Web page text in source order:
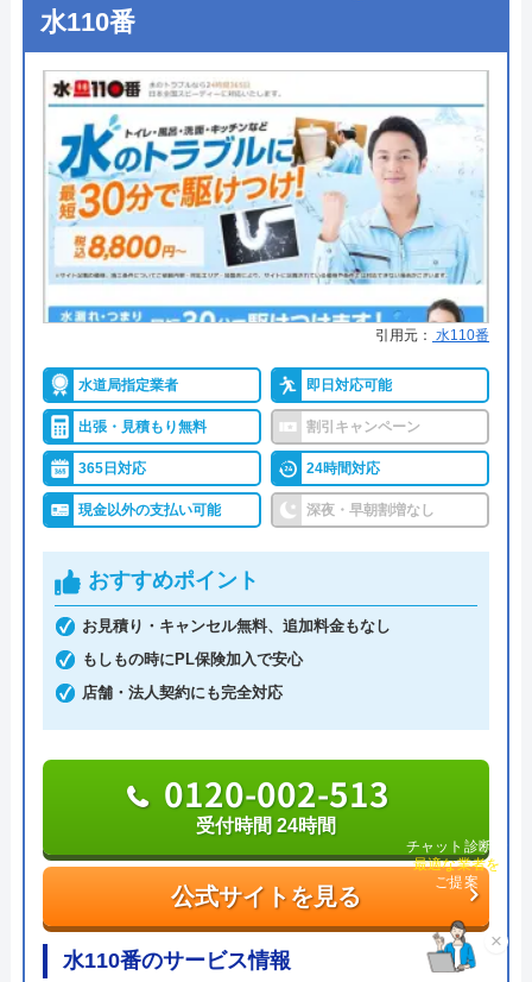
対応エリア 全国
●定休日
●出張見積もり 出張見積もり無料
●支払い方法
現金、銀行振込、クレジットカー
ド、コンビニ後払い、QR決済
●累計実績 施工実績30万件を達成
●保証・保険
修理に応じて1～3年の無料点検、
無料保証を用意
詳細は公式HPでご確認ください
クリーンライフがおすすめの理由
クリーンライフは年中無休で、最短30分駆けつけ、
休日・深夜も出張費無料などのサービスを売りにし
ています。
請けに依頼することなく自社でしっかりと教育や研
修を受けた有資格者のスタッフが対応してくれるの
で安心です。
また、見積もり時や施工後などにトラブルが起こっ
た場合には、スタッフから渡されている名刺の裏に
書かれている番号に電話すれば、各エリアの担当が
対応してくれます。見積もり無料で、キャンセル料
も不要です。施工前に必ず修理内容と費用を提示
し、施主が納得した上で修理を行います。
0120-707-053
水110番
引用元： 水110番
水道局指定業者 即日対応可能
出張・見積もり無料 割引キャンペーン
365日対応 24時間対応
現金以外の支払い可能 深夜・早朝割増なし
おすすめポイント
お見積り・キャンセル無料、追加料金もなし
もしもの時にPL保険加入で安心
店舗・法人契約にも完全対応
公式サイトを見る
0120-002-513
受付時間 24時間
水110番のサービス情報
×
チャット診断で
最適な業者を
ご提案